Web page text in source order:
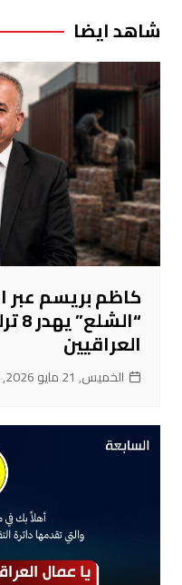
شاهد ايضا
كاظم بريسم عبر
العراقيين
الخميس, 21 مايو 2026, 23:15